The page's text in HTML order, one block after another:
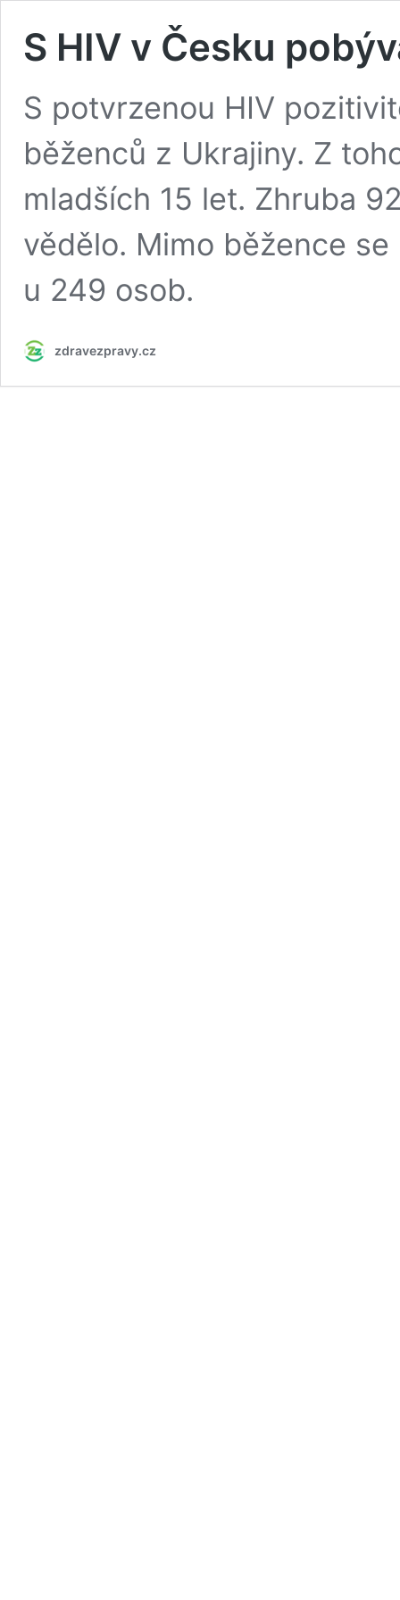
S HIV v Česku
S potvrzenou HIV
běženců z Ukrajiny. Z
mladších 15 let. Zhruba
vědělo. Mimo běžence
u 249 osob.
zdravezpravy.cz